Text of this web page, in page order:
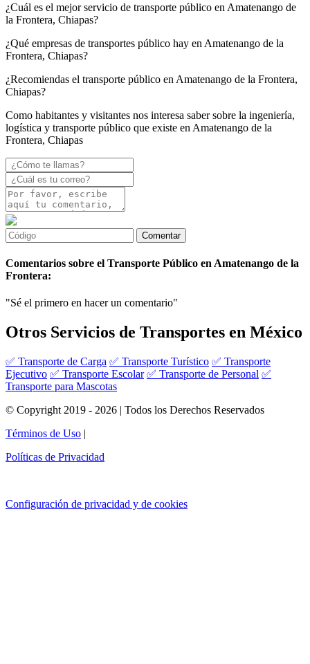
¿Cuál es el mejor servicio de transporte público en Amatenango de
la Frontera, Chiapas?
¿Qué empresas de transportes público hay en Amatenango de la
Frontera, Chiapas?
¿Recomiendas el transporte público en Amatenango de la Frontera,
Chiapas?
Como habitantes y visitantes nos interesa saber sobre la ingeniería,
logística y transporte público que existe en Amatenango de la
Frontera, Chiapas
Comentarios sobre el Transporte Público en Amatenango de la
Frontera:
"Sé el primero en hacer un comentario"
Otros Servicios de Transportes en México
✅ Transporte de Carga ✅ Transporte Turístico ✅ Transporte
Ejecutivo ✅ Transporte Escolar ✅ Transporte de Personal ✅
Transporte para Mascotas
© Copyright 2019 - 2026 | Todos los Derechos Reservados
Términos de Uso |
Políticas de Privacidad
Configuración de privacidad y de cookies